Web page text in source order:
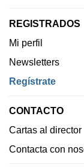
REGISTRADOS
Mi perfil
Newsletters
Regístrate
CONTACTO
Cartas al director
Contacta con